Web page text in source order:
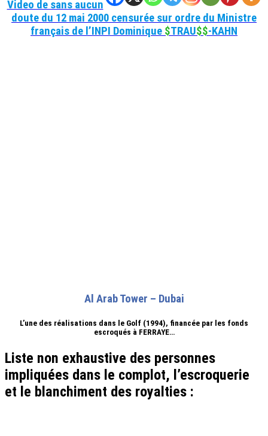
Video de sans aucun
doute du 12 mai 2000 censurée sur ordre du Ministre
français de l’INPI Dominique $TRAU$$-KAHN
Al Arab Tower – Dubai
L’une des réalisations dans le Golf (1994), financée par les fonds
escroqués à FERRAYE…
Liste non exhaustive des personnes
impliquées dans le complot, l’escroquerie
et le blanchiment des royalties :